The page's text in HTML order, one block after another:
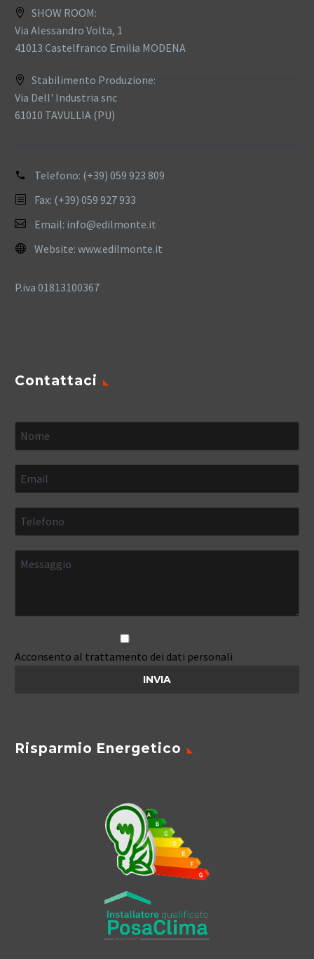
SHOW ROOM:
Via Alessandro Volta, 1
41013 Castelfranco Emilia MODENA
Stabilimento Produzione:
Via Dell' Industria snc
61010 TAVULLIA (PU)
Telefono: (+39) 059 923 809
Fax: (+39) 059 927 933
Email: info@edilmonte.it
Website: www.edilmonte.it
P.iva 01813100367
Contattaci
Acconsento al trattamento dei dati personali
Risparmio Energetico